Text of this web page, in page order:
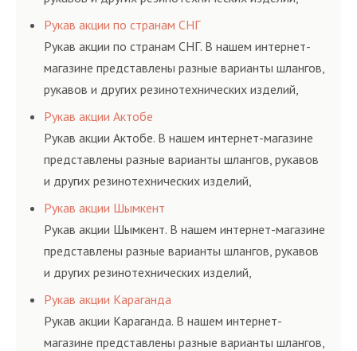
соответствующих ГОСТам, техническим условиям
и нормативам.
Рукав акции по странам СНГ
Рукав акции по странам СНГ. В нашем интернет-
магазине представлены разные варианты шлангов,
рукавов и других резинотехнических изделий,
соответствующих ГОСТам, техническим условиям
и нормативам.
Рукав акции Актобе
Рукав акции Актобе. В нашем интернет-магазине
представлены разные варианты шлангов, рукавов
и других резинотехнических изделий,
соответствующих ГОСТам, техническим условиям
и нормативам.
Рукав акции Шымкент
Рукав акции Шымкент. В нашем интернет-магазине
представлены разные варианты шлангов, рукавов
и других резинотехнических изделий,
соответствующих ГОСТам, техническим условиям
и нормативам.
Рукав акции Караганда
Рукав акции Караганда. В нашем интернет-
магазине представлены разные варианты шлангов,